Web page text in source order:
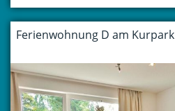
Ferienwohnung D am Kurpark